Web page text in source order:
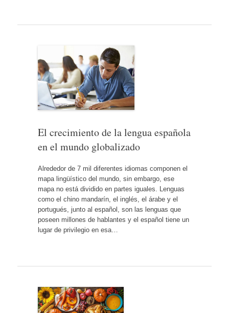
El crecimiento de la lengua española
en el mundo globalizado
Alrededor de 7 mil diferentes idiomas componen el
mapa lingüístico del mundo, sin embargo, ese
mapa no está dividido en partes iguales. Lenguas
como el chino mandarín, el inglés, el árabe y el
portugués, junto al español, son las lenguas que
poseen millones de hablantes y el español tiene un
lugar de privilegio en esa…